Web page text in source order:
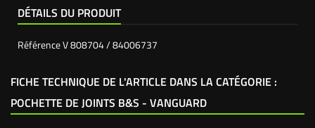
DÉTAILS DU PRODUIT
RéférenceV 808704 / 84006737
FICHE TECHNIQUE DE L'ARTICLE DANS LA CATÉGORIE :
POCHETTE DE JOINTS B&S - VANGUARD